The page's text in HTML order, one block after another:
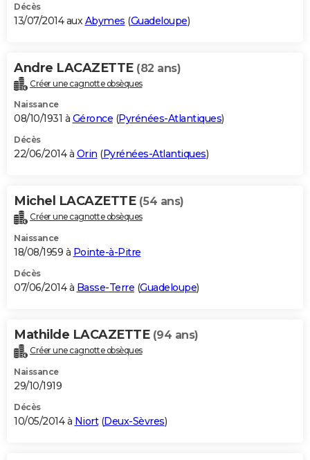
Décès
13/07/2014 aux Abymes (Guadeloupe)
Andre LACAZETTE (82 ans)
Créer une cagnotte obsèques
Naissance
08/10/1931 à Géronce (Pyrénées-Atlantiques)
Décès
22/06/2014 à Orin (Pyrénées-Atlantiques)
Michel LACAZETTE (54 ans)
Créer une cagnotte obsèques
Naissance
18/08/1959 à Pointe-à-Pitre
Décès
07/06/2014 à Basse-Terre (Guadeloupe)
Mathilde LACAZETTE (94 ans)
Créer une cagnotte obsèques
Naissance
29/10/1919
Décès
10/05/2014 à Niort(Deux-Sèvres)